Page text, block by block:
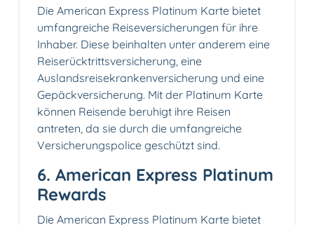
Die American Express Platinum Karte bietet
umfangreiche Reiseversicherungen für ihre
Inhaber. Diese beinhalten unter anderem eine
Reiserücktrittsversicherung, eine
Auslandsreisekrankenversicherung und eine
Gepäckversicherung. Mit der Platinum Karte
können Reisende beruhigt ihre Reisen
antreten, da sie durch die umfangreiche
Versicherungspolice geschützt sind.
6. American Express Platinum
Rewards
Die American Express Platinum Karte bietet